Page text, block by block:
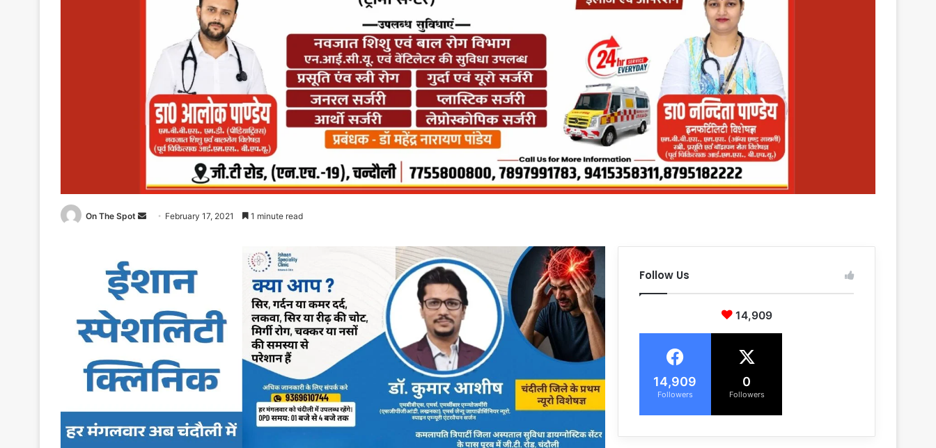
On The Spot
SendFebruary 17, 2021 1 minute read
Follow Us
14,909
14,909
Followers
0
Followers